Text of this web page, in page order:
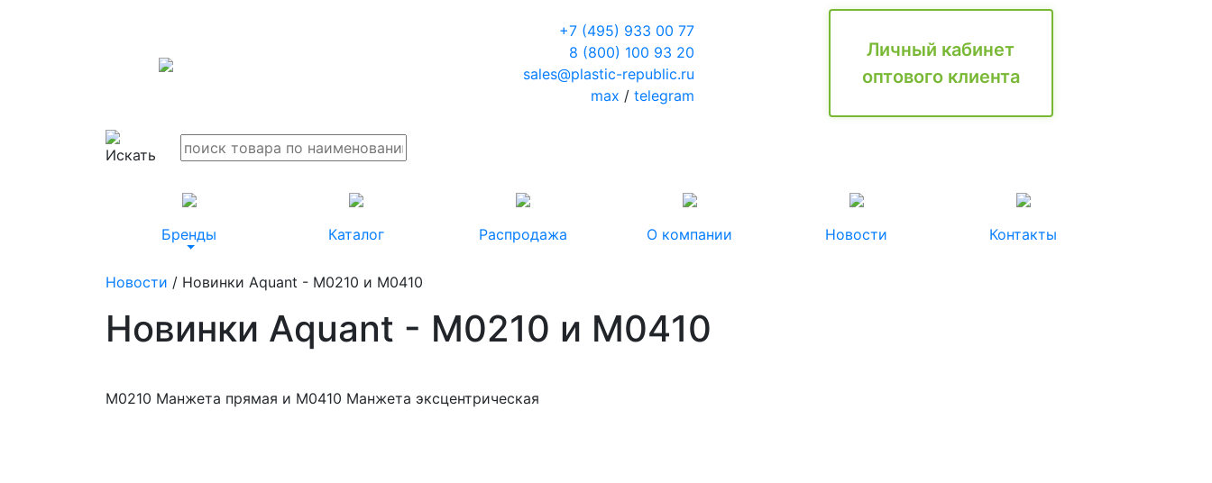
+7 (495) 933 00 77
8 (800) 100 93 20
sales@plastic-republic.ru
max / telegram
Личный кабинет
оптового клиента
Бренды Каталог Распродажа О компании Новости Контакты
Новости / Новинки Aquant - M0210 и M0410
Новинки Aquant - M0210 и M0410
M0210 Манжета прямая и M0410 Манжета эксцентрическая